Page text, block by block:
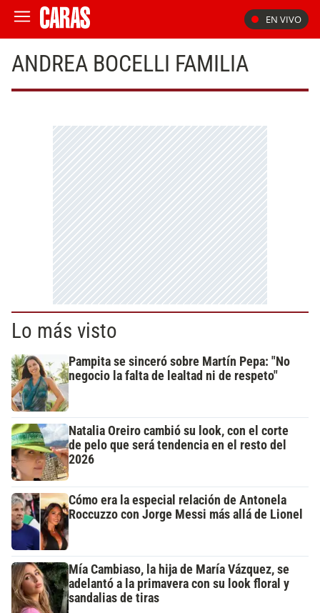
EN VIVO
ANDREA BOCELLI FAMILIA
Lo más visto
Pampita se sinceró sobre Martín Pepa: "No
negocio la falta de lealtad ni de respeto"
Natalia Oreiro cambió su look, con el corte
de pelo que será tendencia en el resto del
2026
Cómo era la especial relación de Antonela
Roccuzzo con Jorge Messi más allá de Lionel
Mía Cambiaso, la hija de María Vázquez, se
adelantó a la primavera con su look floral y
sandalias de tiras